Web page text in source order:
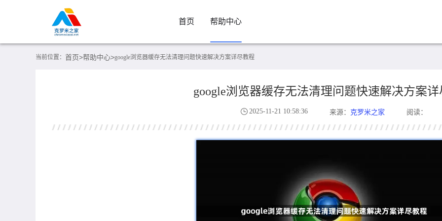
首页 帮助中心
当前位置： 首页>帮助中心>google浏览器缓存无法清理问题快速解决方案详尽教程
google浏览器缓存无法清理问题快速解决方案
2025-11-21 10:58:36 来源： 克罗米之家 阅读：